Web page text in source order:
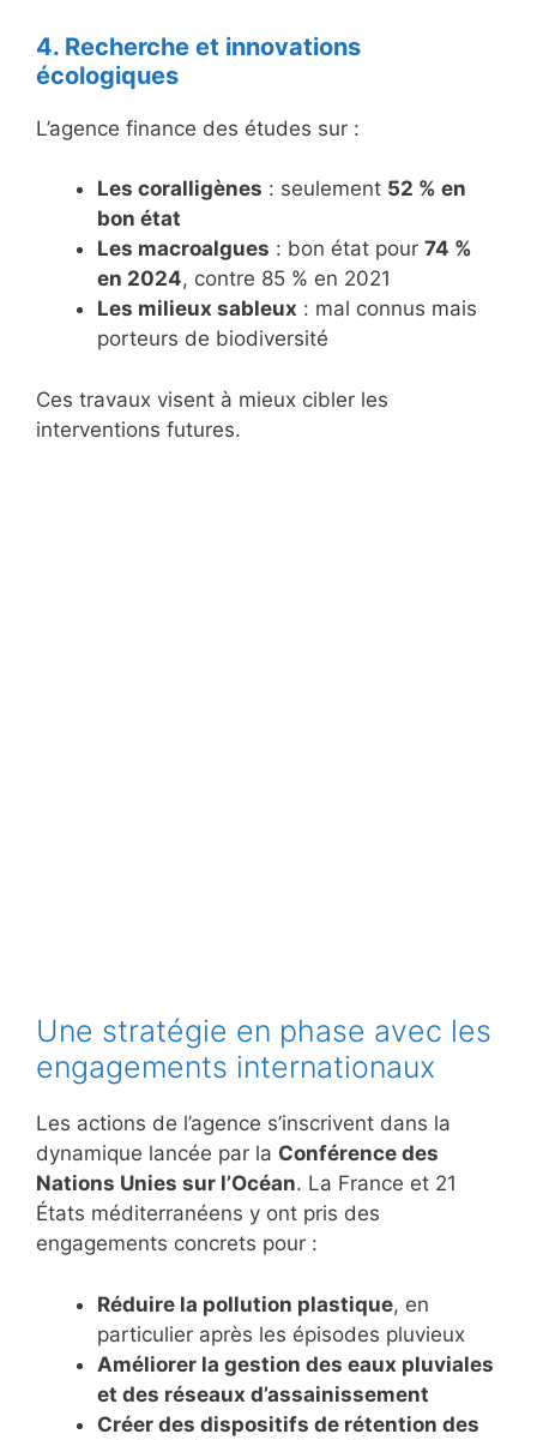
4. Recherche et innovations
écologiques
L’agence finance des études sur :
Les coralligènes : seulement 52 % en
bon état
Les macroalgues : bon état pour 74 %
en 2024, contre 85 % en 2021
Les milieux sableux : mal connus mais
porteurs de biodiversité
Ces travaux visent à mieux cibler les
interventions futures.
Une stratégie en phase avec les
engagements internationaux
Les actions de l’agence s’inscrivent dans la
dynamique lancée par la Conférence des
Nations Unies sur l’Océan. La France et 21
États méditerranéens y ont pris des
engagements concrets pour :
Réduire la pollution plastique, en
particulier après les épisodes pluvieux
Améliorer la gestion des eaux pluviales
et des réseaux d’assainissement
Créer des dispositifs de rétention des